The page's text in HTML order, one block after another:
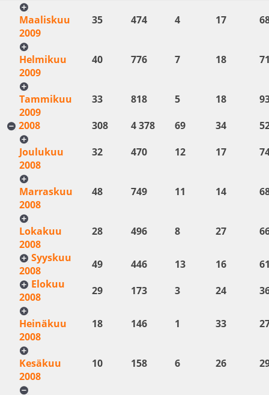
Maaliskuu
2009
35 474 4 17
Helmikuu
2009
40 776 7 18
Tammikuu
2009
33 818 5 18
2008
308 4 378 69 34
Joulukuu
2008
32 470 12 17
Marraskuu
2008
48 749 11 14
Lokakuu
2008
28 496 8 27
Syyskuu
2008
49 446 13 16
Elokuu
2008
29 173 3 24
Heinäkuu
2008
18 146 1 33
Kesäkuu
2008
10 158 6 26